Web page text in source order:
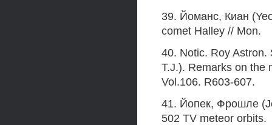
39. Йоманс, Киан
comet Halley // Mon.
40. Notic. Roy Astron.
T.J.). Remarks on the
Vol.106. R603-607.
41. Йопек, Фрошле
502 TV meteor orbits.